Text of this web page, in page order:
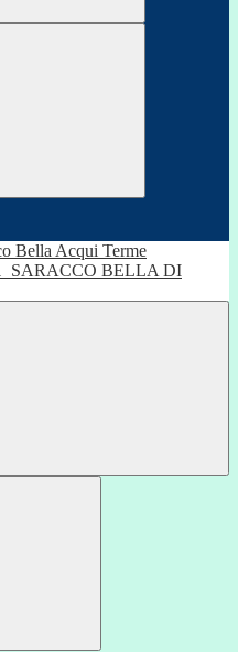
SARACCO BELLA DI